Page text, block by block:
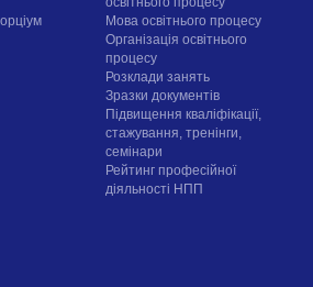
Мова освітнього процесу
Організація освітнього
процесу
Розклади занять
Зразки документів
Підвищення кваліфікації,
стажування, тренінги,
семінари
Рейтинг професійної
діяльності НПП